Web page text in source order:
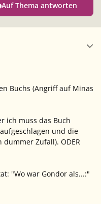
Auf Thema antworten
Buchs (Angriff auf Minas
ich muss das Buch
und die
Zufall). ODER
"Wo war Gondor als...:"